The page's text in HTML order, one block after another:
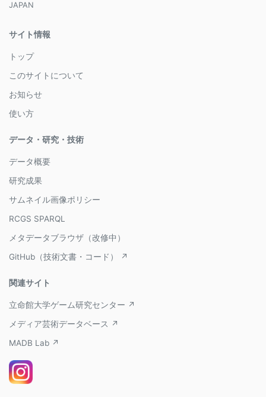
JAPAN
サイト情報
トップ
このサイトについて
お知らせ
使い方
データ・研究・技術
データ概要
研究成果
サムネイル画像ポリシー
RCGS SPARQL
メタデータブラウザ（改修中）
GitHub（技術文書・コード） ↗
関連サイト
立命館大学ゲーム研究センター ↗
メディア芸術データベース ↗
MADB Lab ↗